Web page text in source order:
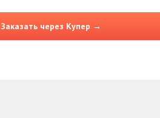
Заказать через Купер →